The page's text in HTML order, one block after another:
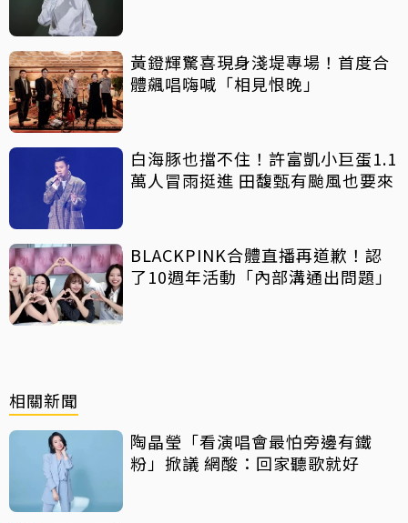
黃鐙輝驚喜現身淺堤專場！首度合
體飆唱嗨喊「相見恨晚」
白海豚也擋不住！許富凱小巨蛋1.1
萬人冒雨挺進 田馥甄有颱風也要來
BLACKPINK合體直播再道歉！認
了10週年活動「內部溝通出問題」
相關新聞
陶晶瑩「看演唱會最怕旁邊有鐵
粉」掀議 網酸：回家聽歌就好